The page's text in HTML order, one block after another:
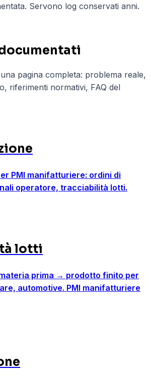
Servono log conservati anni.
pagina completa: problema reale,
riferimenti normativi, FAQ del
PMI manifatturiere: ordini di
operatore, tracciabilità lotti.
lotti
prima → prodotto finito per
automotive. PMI manifatturiere